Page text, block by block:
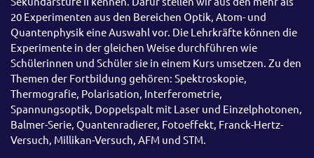
20 Experimenten aus den Bereichen Optik, Atom- und
Quantenphysik eine Auswahl vor. Die Lehrkräfte können die
Experimente in der gleichen Weise durchführen wie
Schülerinnen und Schüler sie in einem Kurs umsetzen. Zu den
Themen der Fortbildung gehören: Spektroskopie,
Thermografie, Polarisation, Interferometrie,
Spannungsoptik, Doppelspalt mit Laser und Einzelphotonen,
Balmer-Serie, Quantenradierer, Fotoeffekt, Franck-Hertz-
Versuch, Millikan-Versuch, AFM und STM.